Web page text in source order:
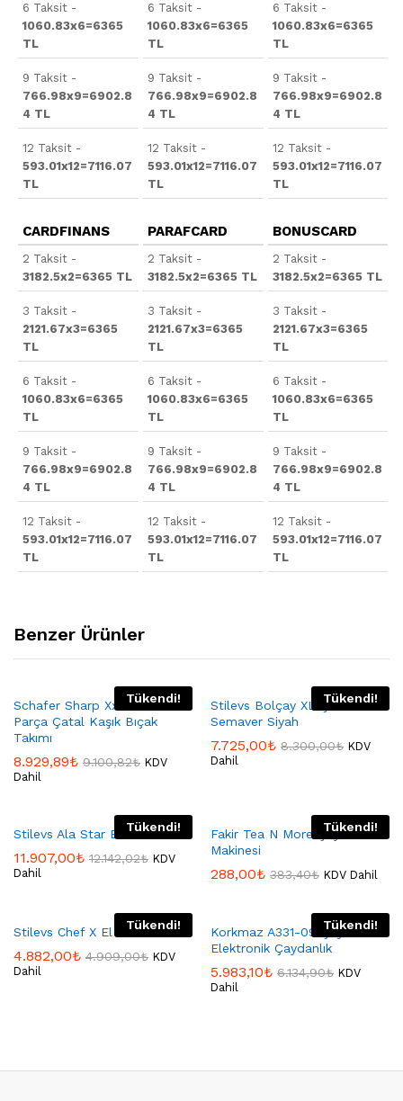
6 Taksit -
1060.83x6=6365
TL
9 Taksit -
766.98x9=6902.8
4 TL
12 Taksit -
593.01x12=7116.07
TL
6 Taksit -
1060.83x6=6365
TL
9 Taksit -
766.98x9=6902.8
4 TL
12 Taksit -
593.01x12=7116.07
TL
6 Taksit -
1060.83x6=6365
TL
9 Taksit -
766.98x9=6902.8
4 TL
12 Taksit -
593.01x12=7116.07
TL
CARDFINANS
2 Taksit -
3182.5x2=6365 TL
3 Taksit -
2121.67x3=6365
TL
6 Taksit -
1060.83x6=6365
TL
9 Taksit -
766.98x9=6902.8
4 TL
12 Taksit -
593.01x12=7116.07
TL
PARAFCARD
2 Taksit -
3182.5x2=6365 TL
3 Taksit -
2121.67x3=6365
TL
6 Taksit -
1060.83x6=6365
TL
9 Taksit -
766.98x9=6902.8
4 TL
12 Taksit -
593.01x12=7116.07
TL
BONUSCARD
2 Taksit -
3182.5x2=6365 TL
3 Taksit -
2121.67x3=6365
TL
6 Taksit -
1060.83x6=6365
TL
9 Taksit -
766.98x9=6902.8
4 TL
12 Taksit -
593.01x12=7116.07
TL
Benzer Ürünler
Tükendi!
Schafer Sharp Xxx12 72
Parça Çatal Kaşık Bıçak
Takımı
8.929,89₺ 9.100,82₺ KDV
Dahil
Tükendi!
Stilevs Bolçay XL Çelik
Semaver Siyah
7.725,00₺ 8.300,00₺ KDV
Dahil
Tükendi!
Stilevs Ala Star Elektro Set
11.907,00₺ 12.142,02₺ KDV
Dahil
Tükendi!
Fakir Tea N More Çay
Makinesi
288,00₺ 383,40₺ KDV Dahil
Tükendi!
Stilevs Chef X El Blender
4.882,00₺ 4.909,00₺ KDV
Dahil
Tükendi!
Korkmaz A331-09 Çaytema
Elektronik Çaydanlık
5.983,10₺ 6.134,90₺ KDV
Dahil